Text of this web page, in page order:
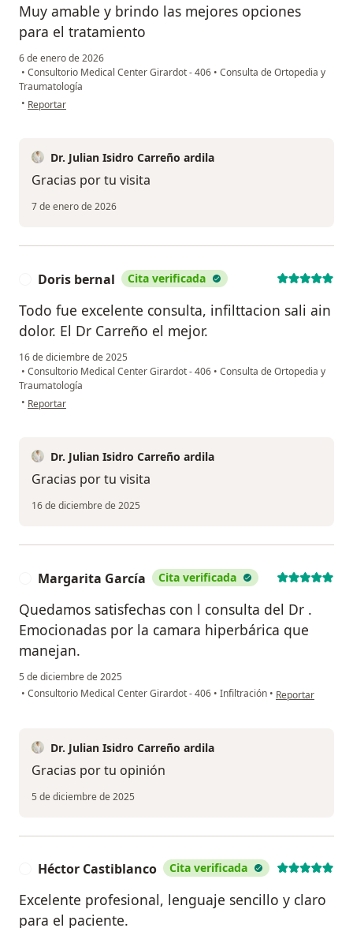
Muy amable y brindo las mejores opciones
para el tratamiento
6 de enero de 2026
• Consultorio Medical Center Girardot - 406 • Consulta de Ortopedia y
Traumatología
• en opinión del usuario Alba Lucero Gómez
Reportar
Dr. Julian Isidro Carreño ardila
Gracias por tu visita
7 de enero de 2026
Doris bernal Cita verificada
Todo fue excelente consulta, infilttacion sali ain
dolor. El Dr Carreño el mejor.
16 de diciembre de 2025
• Consultorio Medical Center Girardot - 406 • Consulta de Ortopedia y
Traumatología
• en opinión del usuario Doris bernal
Reportar
Dr. Julian Isidro Carreño ardila
Gracias por tu visita
16 de diciembre de 2025
Margarita García Cita verificada
Quedamos satisfechas con l consulta del Dr .
Emocionadas por la camara hiperbárica que
manejan.
5 de diciembre de 2025
• Consultorio Medical Center Girardot - 406 • Infiltración • en opinión del
Reportar
Dr. Julian Isidro Carreño ardila
Gracias por tu opinión
5 de diciembre de 2025
Héctor Castiblanco Cita verificada
Excelente profesional, lenguaje sencillo y claro
para el paciente.